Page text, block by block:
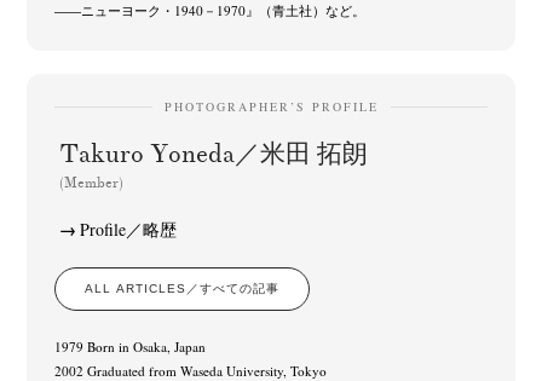
――ニューヨーク・1940－1970』（青土社）など。
PHOTOGRAPHER’S PROFILE
Takuro Yoneda／米田 拓朗
(Member)
Profile／略歴
ALL ARTICLES／すべての記事
1979 Born in Osaka, Japan
2002 Graduated from Waseda University, Tokyo